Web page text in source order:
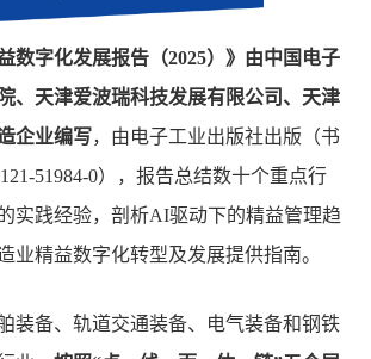
数字化发展报告（2025）》由中国电子
、天津爱波瑞科技发展有限公司、天津
企业编写，由电子工业出版社出版（书
51984-0），报告总结数十个重点行
实践经验，剖析AI驱动下的精益管理趋
业精益数字化转型及发展提供指南。
装备、轨道交通装备、电气装备和钢铁